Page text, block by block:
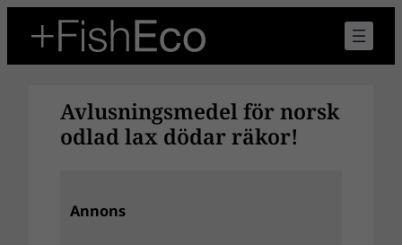
innehåll
Avlusningsmedel för norsk
odlad lax dödar räkor!
Annons